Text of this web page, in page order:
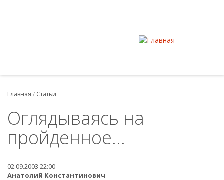
Главная / Статьи
Оглядываясь на
пройденное...
02.09.2003 22:00
Анатолий Константинович